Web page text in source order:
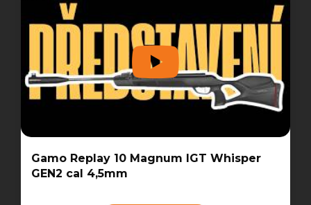
Gamo Replay 10 Magnum IGT Whisper
GEN2 cal 4,5mm